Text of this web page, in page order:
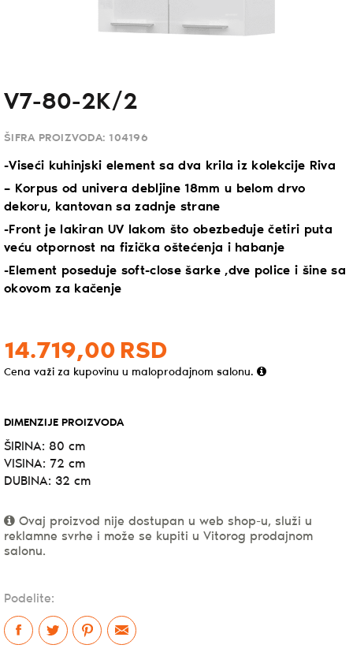
V7-80-2K/2
ŠIFRA PROIZVODA: 104196
-Viseći kuhinjski element sa dva krila iz kolekcije Riva
– Korpus od univera debljine 18mm u belom drvo
dekoru, kantovan sa zadnje strane
-Front je lakiran UV lakom što obezbeđuje četiri puta
veću otpornost na fizička oštećenja i habanje
-Element poseduje soft-close šarke ,dve police i šine sa
okovom za kačenje
14.719,00 RSD
Cena važi za kupovinu u maloprodajnom salonu.
DIMENZIJE PROIZVODA
ŠIRINA: 80 cm
VISINA: 72 cm
DUBINA: 32 cm
Ovaj proizvod nije dostupan u web shop-u, služi u
reklamne svrhe i može se kupiti u Vitorog prodajnom
salonu.
Podelite: